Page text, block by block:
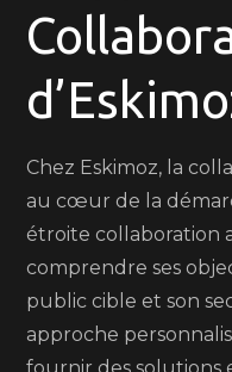
Chez Eskimoz, la
au cœur de la
étroite collaboration
comprendre ses
public cible et son
approche